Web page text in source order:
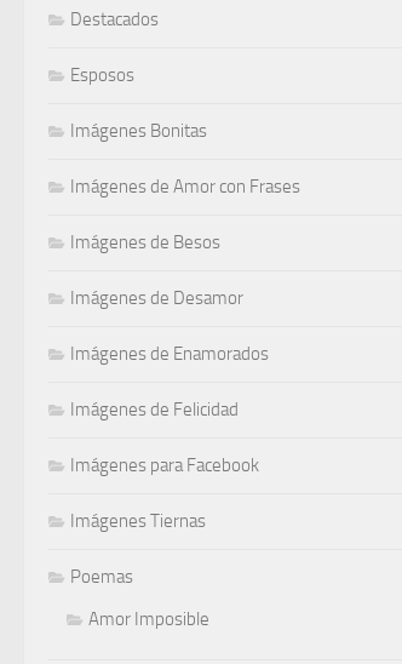
Destacados
Esposos
Imágenes Bonitas
Imágenes de Amor con Frases
Imágenes de Besos
Imágenes de Desamor
Imágenes de Enamorados
Imágenes de Felicidad
Imágenes para Facebook
Imágenes Tiernas
Poemas
Amor Imposible